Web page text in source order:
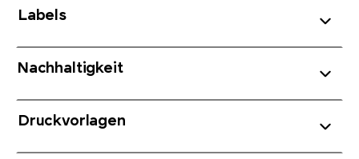
Labels
Nachhaltigkeit
Druckvorlagen